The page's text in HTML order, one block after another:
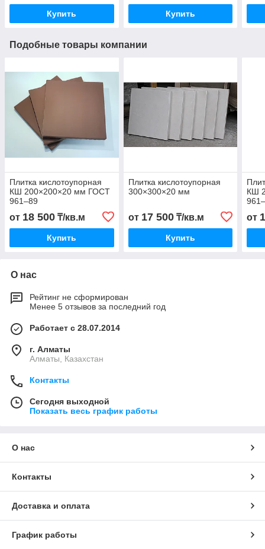
Купить Купить
Подобные товары компании
Плитка кислотоупорная
КШ 200×200×20 мм ГОСТ
961–89
от 18 500 ₸/кв.м
Купить
Плитка кислотоупорная
300×300×20 мм
от 17 500₸/кв.м
Купить
КШ
от
О нас
Рейтинг не сформирован
Менее 5 отзывов за последний год
Работает с 28.07.2014
г. Алматы
Алматы, Казахстан
Контакты
Сегодня выходной
Показать весь график работы
О нас
Контакты
Доставка и оплата
График работы